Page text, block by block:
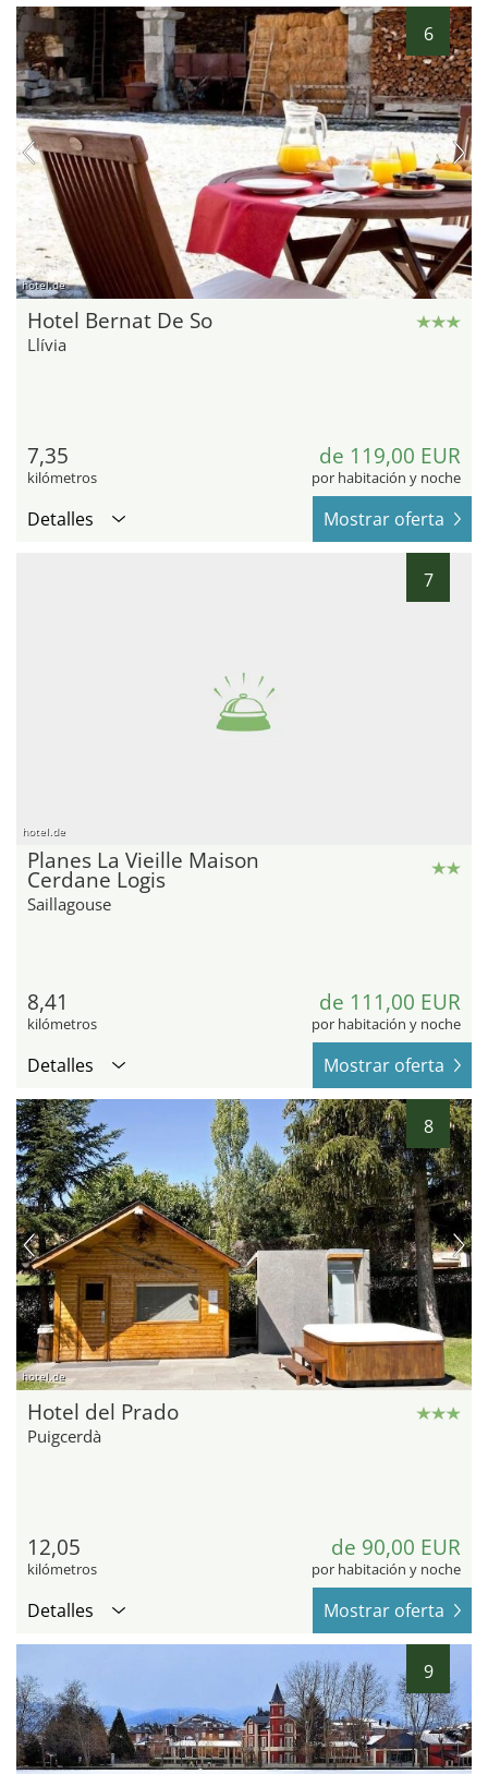
6
hotel.de
Hotel Bernat De So
Llívia
7,35
kilómetros
de 119,00 EUR
por habitación y noche
Detalles Mostrar oferta
7
hotel.de
Planes La Vieille Maison
Cerdane Logis
Saillagouse
8,41
kilómetros
de 111,00 EUR
por habitación y noche
Detalles Mostrar oferta
8
hotel.de
Hotel del Prado
Puigcerdà
12,05
kilómetros
de 90,00 EUR
por habitación y noche
Detalles Mostrar oferta
9